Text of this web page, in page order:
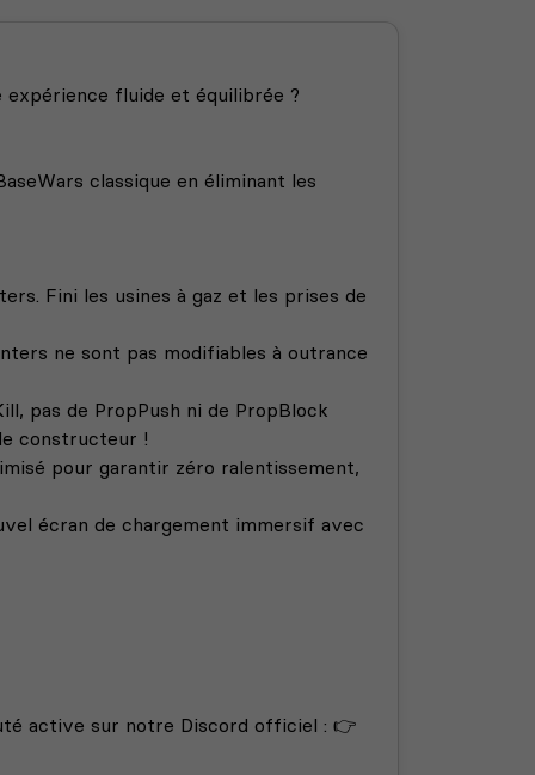
fluide et équilibrée ?
classique en éliminant les
Fini les usines à gaz et les prises de
ne sont pas modifiables à outrance
pas de PropPush ni de PropBlock
constructeur !
pour garantir zéro ralentissement,
écran de chargement immersif avec
active sur notre Discord officiel : 👉